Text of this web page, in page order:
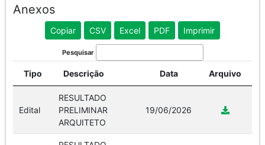
Anexos
Copiar CSV Excel PDF Imprimir
Pesquisar
Tipo Descrição Data Arquivo
Edital
RESULTADO
PRELIMINAR
ARQUITETO
19/06/2026